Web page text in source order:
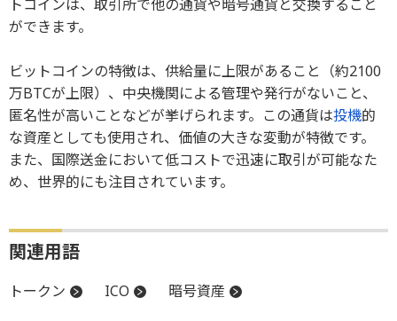
トコインは、取引所で他の通貨や暗号通貨と交換すること
ができます。
ビットコインの特徴は、供給量に上限があること（約2100
万BTCが上限）、中央機関による管理や発行がないこと、
匿名性が高いことなどが挙げられます。この通貨は投機的
な資産としても使用され、価値の大きな変動が特徴です。
また、国際送金において低コストで迅速に取引が可能なた
め、世界的にも注目されています。
関連用語
トークン ICO 暗号資産